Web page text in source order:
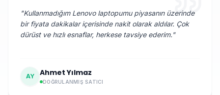
"Kullanmadığım Lenovo laptopumu piyasanın üzerinde
bir fiyata dakikalar içerisinde nakit olarak aldılar. Çok
dürüst ve hızlı esnaflar, herkese tavsiye ederim."
AY Ahmet Yılmaz
DOĞRULANMIŞ SATICI